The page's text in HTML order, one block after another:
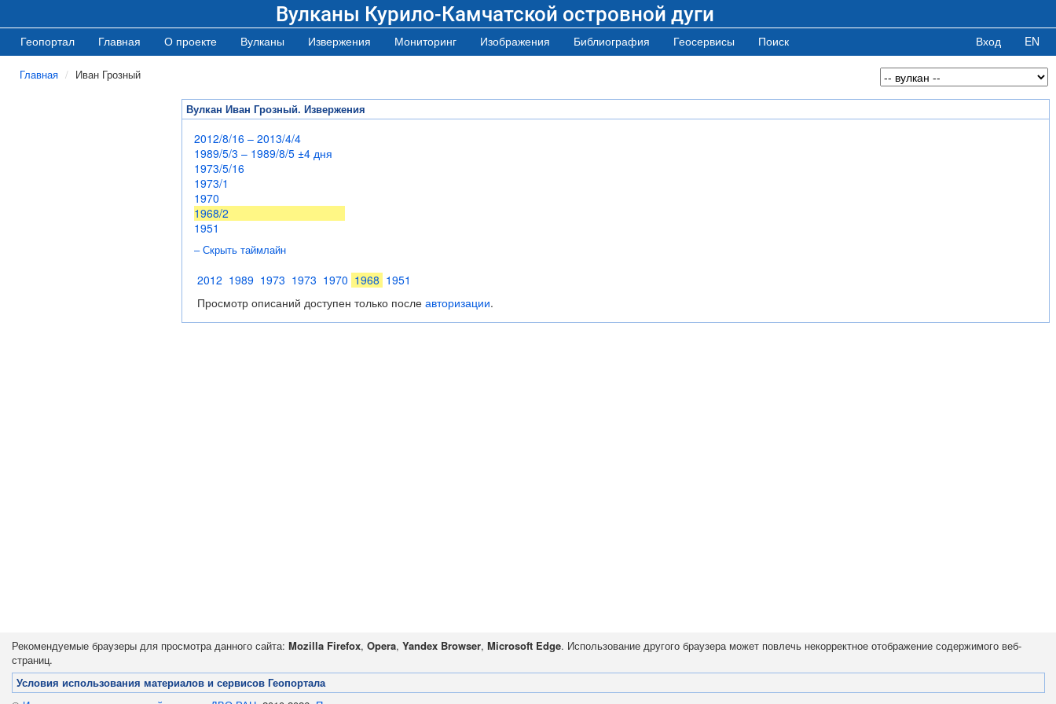
Вулканы Курило-Камчатской островной дуги
Геопортал Главная О проекте Вулканы Извержения Мониторинг Изображения Библиография Геосервисы Поиск Вход EN
Главная Иван Грозный
Вулкан Иван Грозный. Извержения
2012/8/16 – 2013/4/4
1989/5/3 – 1989/8/5 ±4 дня
1973/5/16
1973/1
1970
1968/2
1951
– Скрыть таймлайн
2012 1989 1973 1973 1970 1968 1951
Просмотр описаний доступен только после авторизации.
Рекомендуемые браузеры для просмотра данного сайта: Mozilla Firefox, Opera, Yandex Browser, Microsoft Edge. Использование другого браузера может повлечь некорректное отображение содержимого веб-
страниц.
Условия использования материалов и сервисов Геопортала